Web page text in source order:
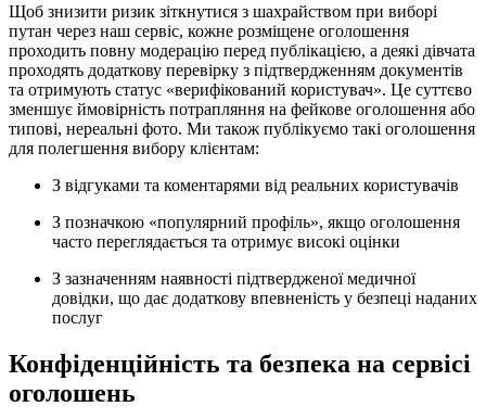
Щоб знизити ризик зіткнутися з шахрайством при виборі
путан через наш сервіс, кожне розміщене оголошення
проходить повну модерацію перед публікацією, а деякі дівчата
проходять додаткову перевірку з підтвердженням документів
та отримують статус «верифікований користувач». Це суттєво
зменшує ймовірність потрапляння на фейкове оголошення або
типові, нереальні фото. Ми також публікуємо такі оголошення
для полегшення вибору клієнтам:
З відгуками та коментарями від реальних користувачів
З позначкою «популярний профіль», якщо оголошення
часто переглядається та отримує високі оцінки
З зазначенням наявності підтвердженої медичної
довідки, що дає додаткову впевненість у безпеці наданих
послуг
Конфіденційність та безпека на сервісі
оголошень